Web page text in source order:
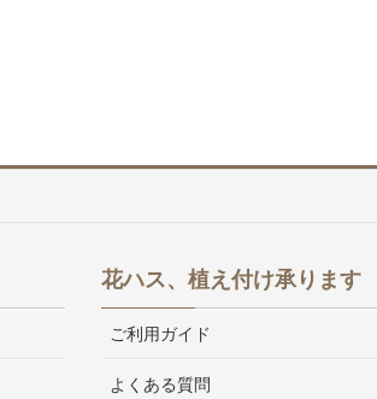
花ハス、植え付け承ります
ご利用ガイド
よくある質問